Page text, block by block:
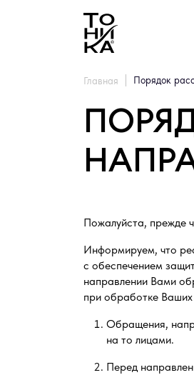
Главная Порядок
Пожалуйста, прежде
Информируем, что
с обеспечением
направлении Вами
при обработке
Обращения,
на то лицами.
Перед